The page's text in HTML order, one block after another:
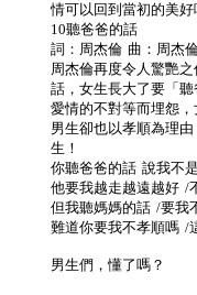
情可以回到當初的美好
10聽爸爸的話
詞：周杰倫 曲：周杰
周杰倫再度令人驚艷
話，女生長大了要「
愛情的不對等而埋怨
男生卻也以孝順為理
生！
你聽爸爸的話 說我不
他要我越走越遠越好 /
但我聽媽媽的話 /要我
難道你要我不孝順嗎 /
男生們，懂了嗎？